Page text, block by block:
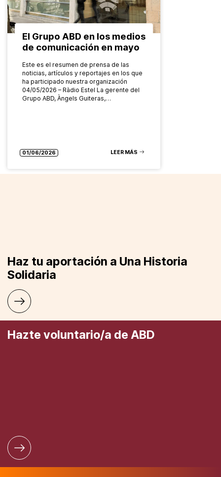
El Grupo ABD en los medios
de comunicación en mayo
Este es el resumen de prensa de las
noticias, artículos y reportajes en los que
ha participado nuestra organización
04/05/2026 – Ràdio Estel La gerente del
Grupo ABD, Àngels Guiteras,…
01/06/2026 LEER MÁS
Haz tu aportación a Una Historia
Solidaria
Hazte voluntario/a de ABD